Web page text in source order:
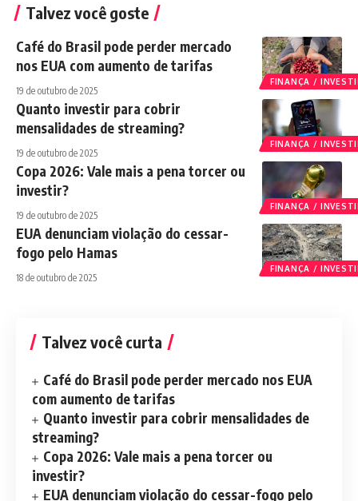
Talvez você goste
FINANÇA /
Café do Brasil pode perder mercado
nos EUA com aumento de tarifas
19 de outubro de 2025
FINANÇA /
Quanto investir para cobrir
mensalidades de streaming?
19 de outubro de 2025
FINANÇA /
Copa 2026: Vale mais a pena torcer ou
investir?
19 de outubro de 2025
FINANÇA /
EUA denunciam violação do cessar-
fogo pelo Hamas
18 de outubro de 2025
Talvez você curta
Café do Brasil pode perder mercado nos EUA
com aumento de tarifas
Quanto investir para cobrir mensalidades de
streaming?
Copa 2026: Vale mais a pena torcer ou
investir?
EUA denunciam violação do cessar-fogo pelo